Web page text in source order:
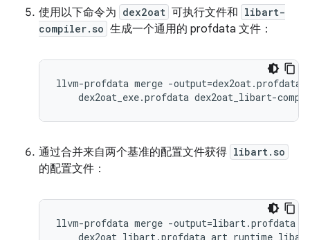
使用以下命令为 dex2oat 可执行文件和 libart-
compiler.so 生成一个通用的 profdata 文件：
llvm-profdata merge -output=dex2oat.profdata
dex2oat_exe.profdata dex2oat_libart-
通过合并来自两个基准的配置文件获得 libart.so
的配置文件：
llvm-profdata merge -output=libart.profdata \
dex2oat_libart.profdata